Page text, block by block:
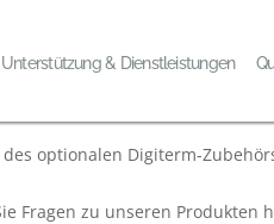
Unterstützung & Dienstleistungen
optionalen Digiterm-
Fragen zu unseren